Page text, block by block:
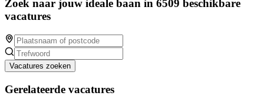
Zoek naar jouw ideale baan in 6509 beschikbare
vacatures
Vacatures zoeken
Gerelateerde vacatures